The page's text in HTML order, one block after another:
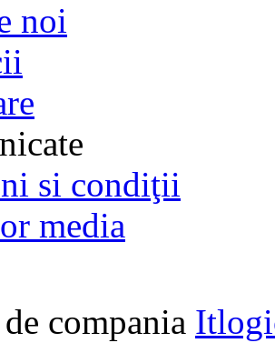
noi
si condiţii
media
compania